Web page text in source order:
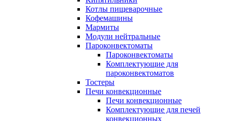
Котлы пищеварочные
Кофемашины
Мармиты
Модули нейтральные
Пароконвектоматы
Пароконвектоматы
Комплектующие для
пароконвектоматов
Тостеры
Печи конвекционные
Печи конвекционные
Комплектующие для печей
конвекционных